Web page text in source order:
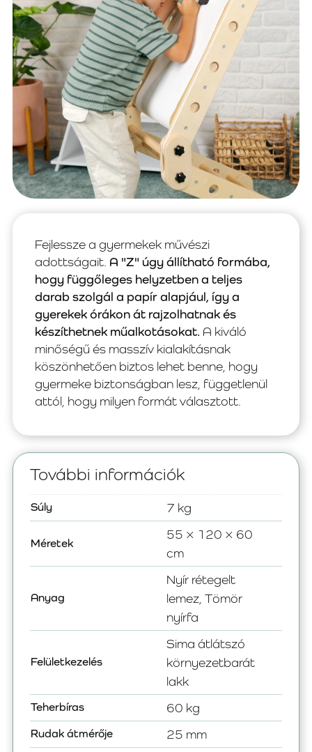
Fejlessze a gyermekek művészi
adottságait. A "Z" úgy állítható formába,
hogy függőleges helyzetben a teljes
darab szolgál a papír alapjául, így a
gyerekek órákon át rajzolhatnak és
készíthetnek műalkotásokat. A kiváló
minőségű és masszív kialakításnak
köszönhetően biztos lehet benne, hogy
gyermeke biztonságban lesz, függetlenül
attól, hogy milyen formát választott.
További információk
Súly 7 kg
Méretek
55 × 120 × 60
cm
Anyag
Nyír rétegelt
lemez, Tömör
nyírfa
Felületkezelés
Sima átlátszó
környezetbarát
lakk
Teherbíras 60 kg
Rudak átmérője 25 mm